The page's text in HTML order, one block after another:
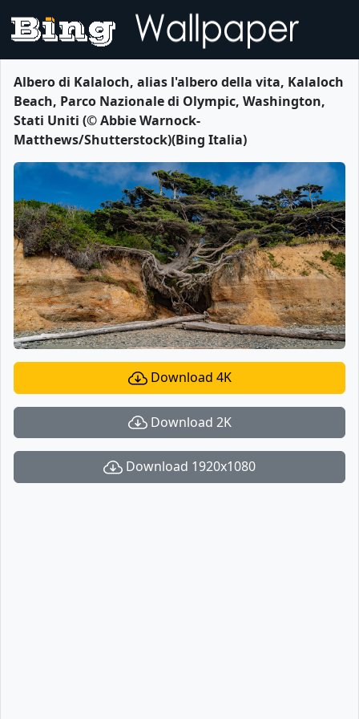
Albero di Kalaloch, alias l'albero della vita, Kalaloch
Beach, Parco Nazionale di Olympic, Washington,
Stati Uniti (© Abbie Warnock-
Matthews/Shutterstock)(Bing Italia)
Download 4K
Download 2K
Download 1920x1080